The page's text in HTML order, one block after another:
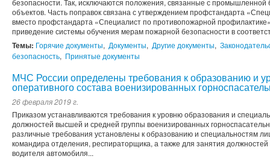
безопасности. Так, исключаются положения, связанные с промышленной
объектов. Часть поправок связана с утверждением профстандарта
вместо профстандарта «Специалист по противопожарной
приведение системы обучения мерам пожарной безопасности в
Темы: Горячие документы, Документы, Другие документы,
безопасность, Принятые документы
МЧС России определены требования к образованию и
оперативного состава военизированных
26 февраля 2019 г.
Приказом устанавливаются требования к уровню образования и
должностей высшей и средней группы военизированных
различные требования установлены к образованию и специальностям
командира отделения, респираторщика, а также для занятия
водителя автомобиля...